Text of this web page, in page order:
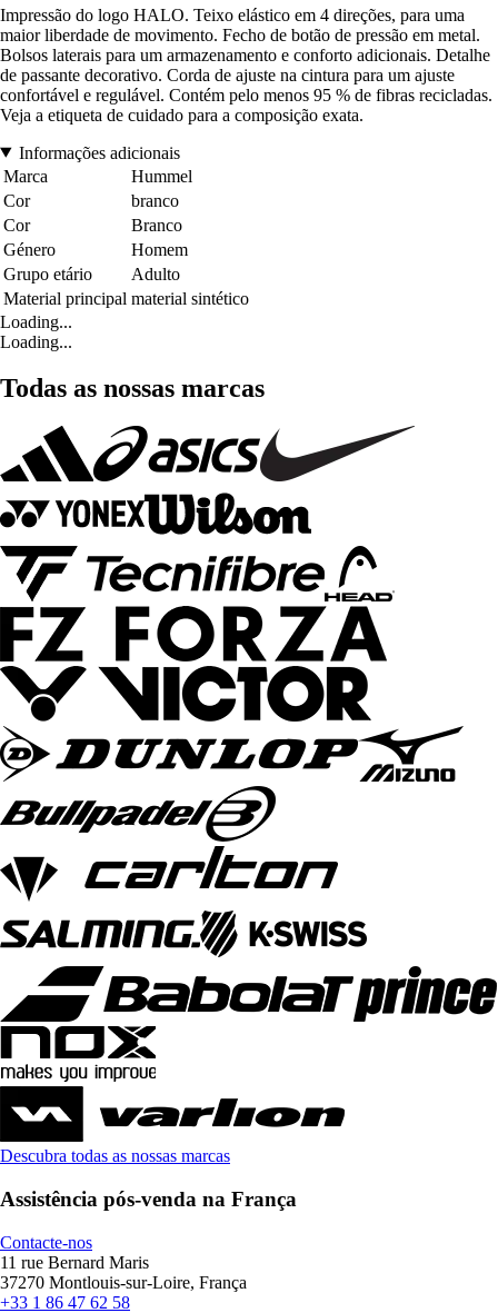
Impressão do logo HALO. Teixo elástico em 4 direções, para uma
maior liberdade de movimento. Fecho de botão de pressão em metal.
Bolsos laterais para um armazenamento e conforto adicionais. Detalhe
de passante decorativo. Corda de ajuste na cintura para um ajuste
confortável e regulável. Contém pelo menos 95 % de fibras recicladas.
Veja a etiqueta de cuidado para a composição exata.
Informações adicionais
Marca
Hummel
Cor
branco
Cor
Branco
Género
Homem
Grupo etário
Adulto
Material principal material sintético
Loading...
Loading...
Todas as nossas marcas
Descubra todas as nossas marcas
Assistência pós-venda na França
Contacte-nos
11 rue Bernard Maris
37270 Montlouis-sur-Loire, França
+33 1 86 47 62 58